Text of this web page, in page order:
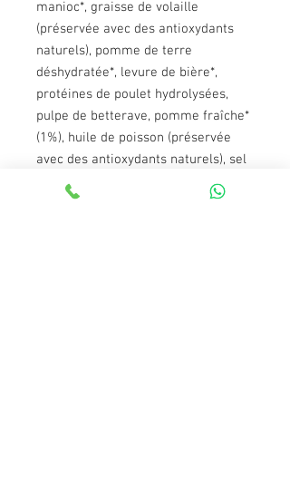
manioc*, graisse de volaille
(préservée avec des antioxydants
naturels), pomme de terre
déshydratée*, levure de bière*,
protéines de poulet hydrolysées,
pulpe de betterave, pomme fraîche*
(1%), huile de poisson (préservée
avec des antioxydants naturels), sel
gemme*, luzerne déshydratée*,
fructo-oligosaccharides et